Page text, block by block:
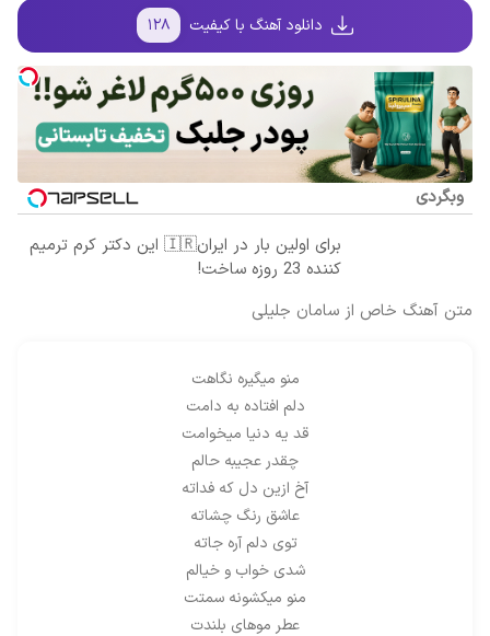
دانلود آهنگ با کیفیت ۱۲۸
وبگردی
برای اولین بار در ایران🇮🇷 این دکتر کرم ترمیم
کننده 23 روزه ساخت!
متن آهنگ خاص از سامان جلیلی
منو میگیره نگاهت
دلم افتاده به دامت
قد یه دنیا میخوامت
چقدر عجیبه حالم
آخ ازین دل که فداته
عاشق رنگ چشاته
توی دلم آره جاته
شدی خواب و خیالم
منو میکشونه سمتت
عطر موهای بلندت